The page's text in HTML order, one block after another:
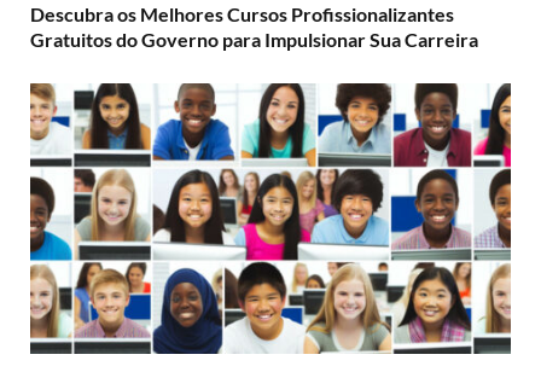
Descubra os Melhores Cursos Profissionalizantes
Gratuitos do Governo para Impulsionar Sua Carreira